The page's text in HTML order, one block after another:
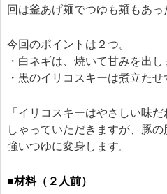
回は釜あげ麺でつゆも麺もあっ
今回のポイントは２つ。
・白ネギは、焼いて甘みを出し
・黒のイリコスキーは煮立たせ
「イリコスキーはやさしい味
しゃっていただきますが、豚
強いつゆに変身します。
■材料（２人前）